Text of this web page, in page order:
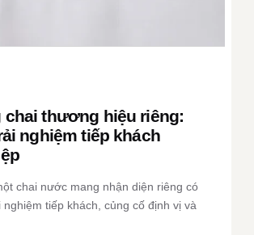
thương hiệu riêng:
nghiệm tiếp khách
chai nước mang nhận diện riêng có
tiếp khách, củng cố định vị và